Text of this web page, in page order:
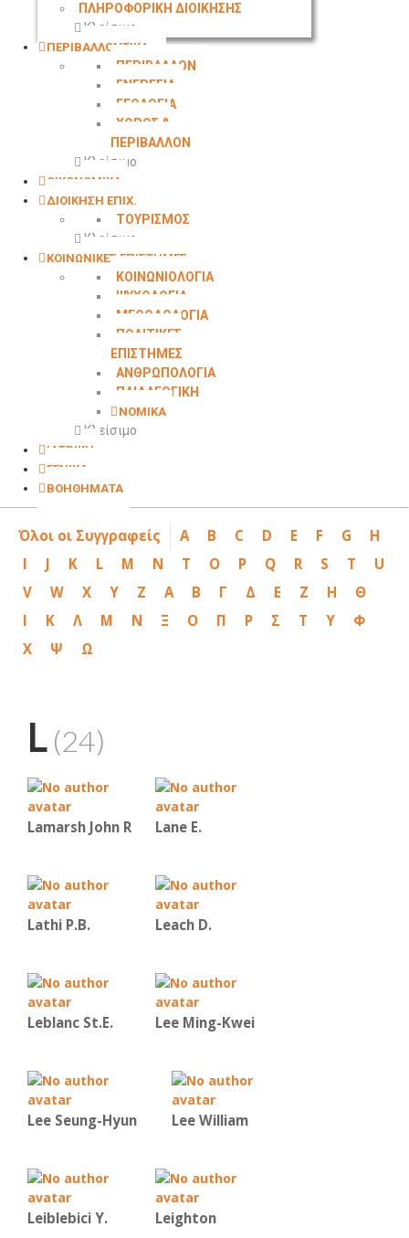
ΠΛΗΡΟΦΟΡΙΚΗ ΔΙΟΙΚΗΣΗΣ
Κλείσιμο
ΠΕΡΙΒΑΛΛΟΝΤΙΚΑ
ΠΕΡΙΒΑΛΛΟΝ
ΕΝΕΡΓΕΙΑ
ΓΕΩΛΟΓΙΑ
ΧΩΡΟΣ &
ΠΕΡΙΒΑΛΛΟΝ
Κλείσιμο
ΟΙΚΟΝΟΜΙΚΑ
ΔΙΟΙΚΗΣΗ ΕΠΙΧ.
ΤΟΥΡΙΣΜΟΣ
Κλείσιμο
ΚΟΙΝΩΝΙΚΕΣ ΕΠΙΣΤΗΜΕΣ
ΚΟΙΝΩΝΙΟΛΟΓΙΑ
ΨΥΧΟΛΟΓΙΑ
ΜΕΘΟΔΟΛΟΓΙΑ
ΠΟΛΙΤΙΚΕΣ
ΕΠΙΣΤΗΜΕΣ
ΑΝΘΡΩΠΟΛΟΓΙΑ
ΠΑΙΔΑΓΩΓΙΚΗ
ΝΟΜΙΚΑ
Κλείσιμο
ΙΑΤΡΙΚΗ
ΓΕΝΙΚΑ
ΒΟΗΘΗΜΑΤΑ
Όλοι οι Συγγραφείς A B C D E F G
H
I
J K L M N T O P Q R S T
U
V
W X Y Z Α Β Γ Δ Ε Ζ Η
Θ
Ι
Κ Λ Μ Ν Ξ Ο Π Ρ Σ Τ Υ
Φ
Χ
Ψ Ω
L (24)
Lamarsh John R Lane E.
Lathi P.B. Leach D.
Leblanc St.E. Lee Ming-Kwei
Lee Seung-Hyun Lee William
Leiblebici Y. Leighton